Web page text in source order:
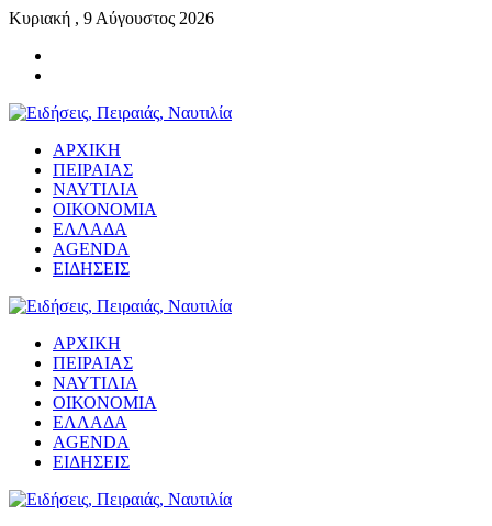
Κυριακή , 9 Αύγουστος 2026
ΑΡΧΙΚΗ
ΠΕΙΡΑΙΑΣ
ΝΑΥΤΙΛΙΑ
ΟΙΚΟΝΟΜΙΑ
ΕΛΛΑΔΑ
AGENDA
ΕΙΔΗΣΕΙΣ
ΑΡΧΙΚΗ
ΠΕΙΡΑΙΑΣ
ΝΑΥΤΙΛΙΑ
ΟΙΚΟΝΟΜΙΑ
ΕΛΛΑΔΑ
AGENDA
ΕΙΔΗΣΕΙΣ